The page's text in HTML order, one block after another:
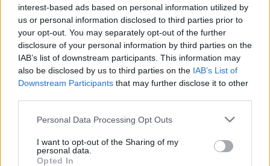
interest-based ads based on personal information utilized by
us or personal information disclosed to third parties prior to
your opt-out. You may separately opt-out of the further
disclosure of your personal information by third parties on the
IAB’s list of downstream participants. This information may
also be disclosed by us to third parties on the IAB’s List of
Downstream Participants that may further disclose it to other
Personal Data Processing Opt Outs
I want to opt-out of the Sharing of my
personal data.
Opted In
ARTICLES RELACIONATS
Les Terres de l’Ebre no tindran dron tèrmic
propi per als Agents Rurals fins al 2027
Horta de Sant Joan i Bot inicien el
dispositiu per a millorar l’accés i la